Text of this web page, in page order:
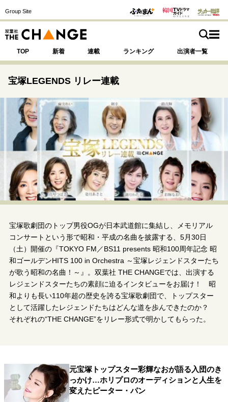
Group Site
TOP 新着 連載 ランキング 出演者一覧
SPECIAL 注目の記事テーマで探す
サイトの核・哲学
運命を変えた出会い 決断の裏側
挫折からの再起
未知への挑戦
プロフェッショナルの矜持
表現者の葛藤
人生が動いた日 10代の挫折と原点
セカンドキャリアの描き方
独立という決断
大人の学び直し
ファーストキャリアを拓く
夢を掴む選択
経営・ビジネス
マインドセット
重圧との向き合い方
宝塚LEGENDS リレー連載
宝塚歌劇団のトップ男役OGが日本武道館に集結し、メモリアル
コンサートという形で昭和・平成の名曲を披露する、5月30日
（土）開催の『TOKYO FM／BS11 presents 昭和100周年記念 昭
和ゴールデンHITS 100 in Orchestra ～宝塚レジェンドスターたち
が歌う昭和の名曲！～』。双葉社 THE CHANGEでは、出演する
レジェンドスターたちの素顔に迫るインタビューをお届け！ 昭
和よりも長い110年超の歴史を誇る宝塚歌劇団で、トップスター
として活躍したレジェンドたちはどんな道を歩んできたのか？
それぞれの“THE CHANGE”をリレー形式で明かしてもらった。
元宝塚トップスター彩輝なおが語る入団のき
っかけ…ホリプロのオーディションと人生を
変えたピーター・パン